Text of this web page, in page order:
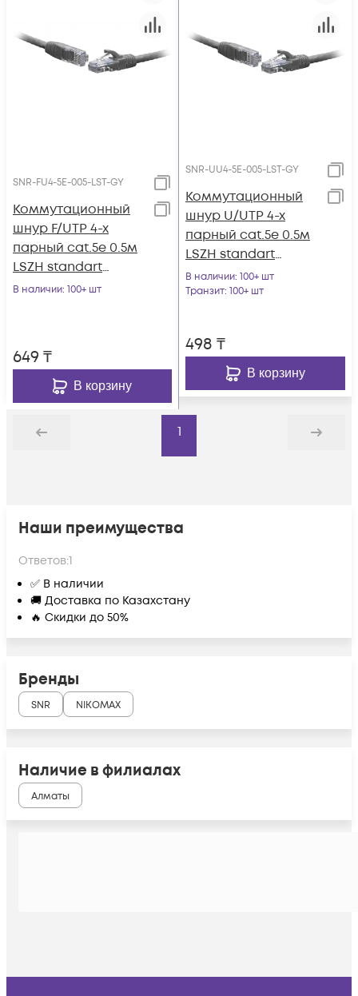
SNR-FU4-5E-005-LST-GY
Коммутационный
шнур F/UTP 4-х
парный cat.5e 0.5м
LSZH standart
серый
В наличии: 100+ шт
649 ₸
В корзину
SNR-UU4-5E-005-LST-GY
Коммутационный
шнур U/UTP 4-х
парный cat.5e 0.5м
LSZH standart
серый
В наличии: 100+ шт
Транзит: 100+ шт
498 ₸
В корзину
Назад
1
Дальше
Наши преимущества
Ответов:1
✅ В наличии
🚚 Доставка по Казахстану
🔥 Скидки до 50%
Бренды
SNR NIKOMAX
Наличие в филиалах
Алматы